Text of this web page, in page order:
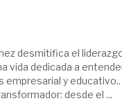
desmitifica el
vida dedicada a
empresarial y educativo..
desde el ...